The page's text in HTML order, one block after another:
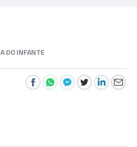
DO INFANTE